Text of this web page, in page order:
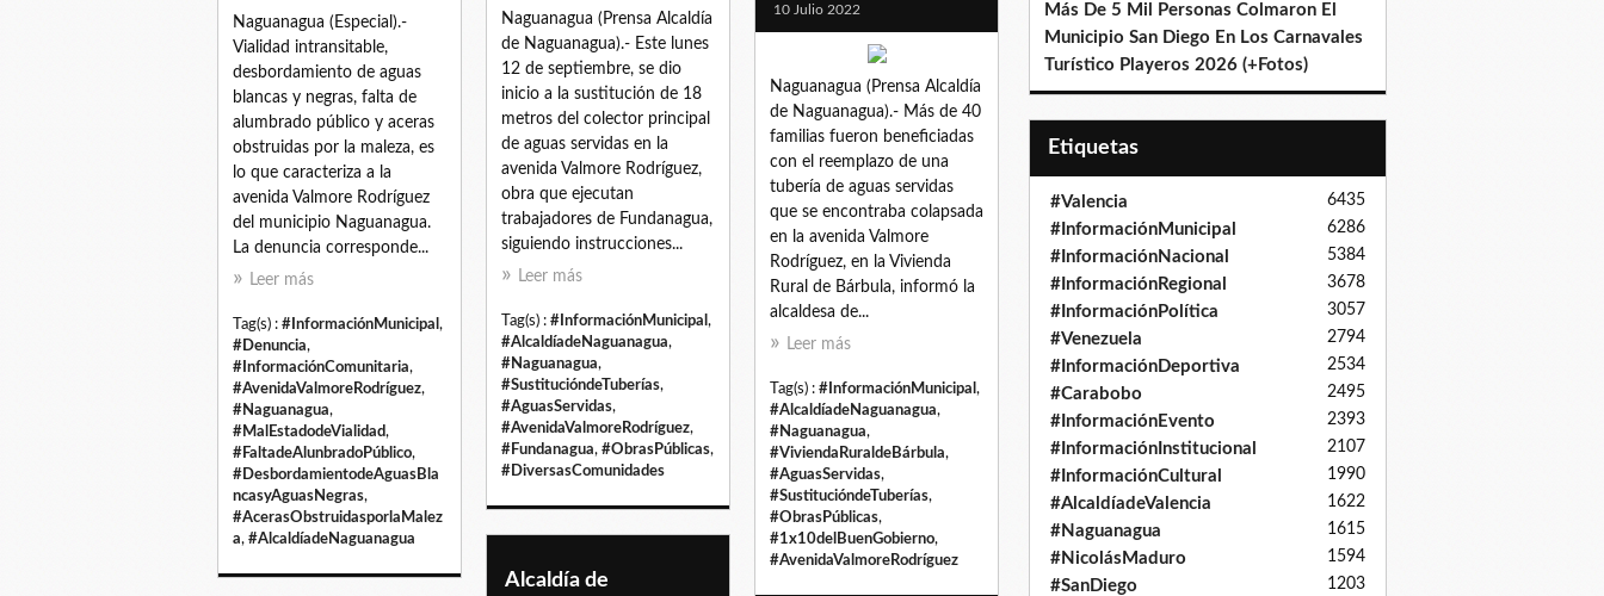
Naguanagua (Especial).-
Vialidad intransitable,
desbordamiento de aguas
blancas y negras, falta de
alumbrado público y aceras
obstruidas por la maleza, es
lo que caracteriza a la
avenida Valmore Rodríguez
del municipio Naguanagua.
La denuncia corresponde...
Leer más
Tag(s) : #InformaciónMunicipal ,
#Denuncia,
#InformaciónComunitaria,
#AvenidaValmoreRodríguez,
#Naguanagua,
#MalEstadodeVialidad,
#FaltadeAlunbradoPúblico,
#DesbordamientodeAguasBla
ncasyAguasNegras,
#AcerasObstruidasporlaMalez
a, #AlcaldíadeNaguanagua
Naguanagua (Prensa Alcaldía
de Naguanagua).- Este lunes
12 de septiembre, se dio
inicio a la sustitución de 18
metros del colector principal
de aguas servidas en la
avenida Valmore Rodríguez,
obra que ejecutan
trabajadores de Fundanagua,
siguiendo instrucciones...
Leer más
Tag(s) : #InformaciónMunicipal ,
#AlcaldíadeNaguanagua,
#Naguanagua,
#SustitucióndeTuberías,
#AguasServidas,
#AvenidaValmoreRodríguez,
#Fundanagua, #ObrasPúblicas,
#DiversasComunidades
10 Julio 2022
Naguanagua (Prensa Alcaldía
de Naguanagua).- Más de 40
familias fueron beneficiadas
con el reemplazo de una
tubería de aguas servidas
que se encontraba colapsada
en la avenida Valmore
Rodríguez, en la Vivienda
Rural de Bárbula, informó la
alcaldesa de...
Leer más
Tag(s) : #InformaciónMunicipal ,
#AlcaldíadeNaguanagua,
#Naguanagua,
#ViviendaRuraldeBárbula,
#AguasServidas,
#SustitucióndeTuberías,
#ObrasPúblicas,
#1x10delBuenGobierno,
#AvenidaValmoreRodríguez
Alcaldía de
Más De 5 Mil Personas Colmaron El
Municipio San Diego En Los Carnavales
Turístico Playeros 2026 (+Fotos)
Etiquetas
#Valencia 6435
#InformaciónMunicipal 6286
#InformaciónNacional 5384
#InformaciónRegional 3678
#InformaciónPolítica 3057
#Venezuela 2794
#InformaciónDeportiva 2534
#Carabobo 2495
#InformaciónEvento 2393
#InformaciónInstitucional 2107
#InformaciónCultural 1990
#AlcaldíadeValencia 1622
#Naguanagua 1615
#NicolásMaduro 1594
#SanDiego 1203